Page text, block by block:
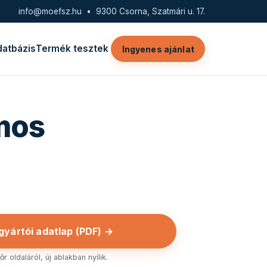
info@moefsz.hu • 9300 Csorna, Szatmári u. 17.
Termék tesztek Ingyenes ajánlat
adatlap (PDF) →
oldaláról, új ablakban nyílik.